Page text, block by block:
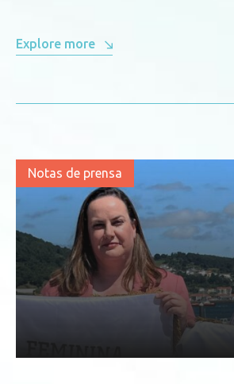
Explore more
Notas de prensa